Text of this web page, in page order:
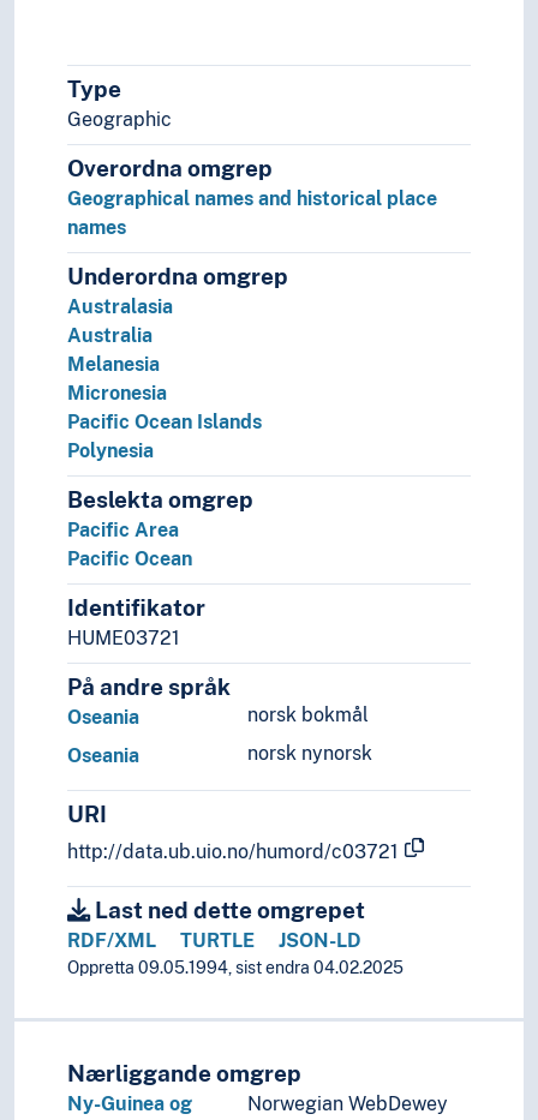
Type
Geographic
Overordna omgrep
Geographical names and historical place
names
Underordna omgrep
Australasia
Australia
Melanesia
Micronesia
Pacific Ocean Islands
Polynesia
Beslekta omgrep
Pacific Area
Pacific Ocean
Identifikator
HUME03721
På andre språk
norsk bokmål
Oseania
norsk nynorsk
Oseania
URI
http://data.ub.uio.no/humord/c03721
Last ned dette omgrepet
RDF/XML TURTLE JSON-LD
Oppretta 09.05.1994, sist endra 04.02.2025
Nærliggande omgrep
Ny-Guinea og
Norwegian WebDewey